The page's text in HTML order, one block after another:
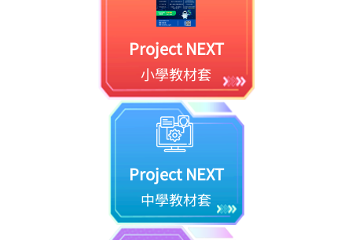
Project NEXT
小學教材套
Project NEXT
中學教材套